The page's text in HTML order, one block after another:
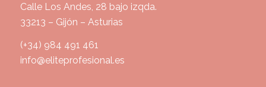
Calle Los Andes, 28 bajo izqda.
33213 – Gijón – Asturias
(+34) 984 491 461
info@eliteprofesional.es